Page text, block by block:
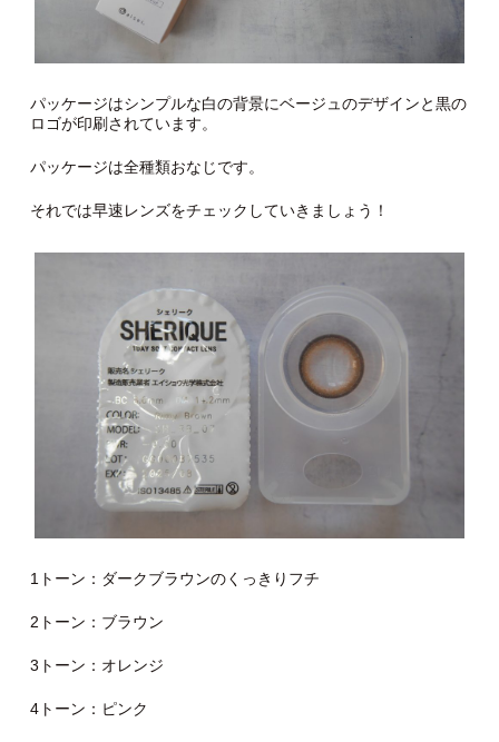
パッケージはシンプルな白の背景にベージュのデザインと黒の
ロゴが印刷されています。
パッケージは全種類おなじです。
それでは早速レンズをチェックしていきましょう！
1トーン：ダークブラウンのくっきりフチ
2トーン：ブラウン
3トーン：オレンジ
4トーン：ピンク